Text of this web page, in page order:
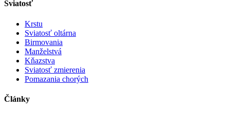
Sviatosť
Krstu
Sviatosť oltárna
Birmovania
Manželstvá
Kňazstva
Sviatosť zmierenia
Pomazania chorých
Články